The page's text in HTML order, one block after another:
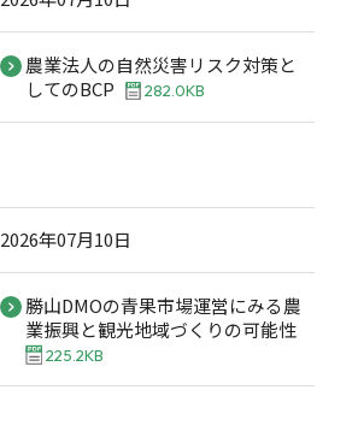
農業法人の自然災害リスク対策と
してのBCP
282.0KB
2026年07月10日
勝山DMOの青果市場運営にみる農
業振興と観光地域づくりの可能性
225.2KB